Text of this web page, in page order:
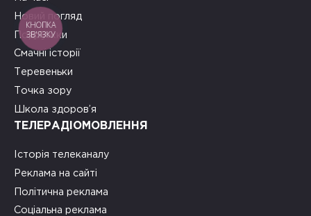
Новий погляд
Подружки
Смачні історії
Теревеньки
Точка зору
Школа здоров’я
ТЕЛЕРАДІОМОВЛЕННЯ
Історія телеканалу
Реклама на сайті
Політична реклама
Соціальна реклама
КНОПКА
ЗВ'ЯЗКУ